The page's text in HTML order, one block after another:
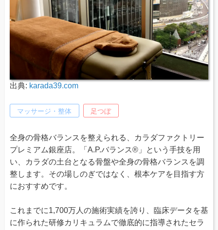
出典: karada39.com
マッサージ・整体 足つぼ
全身の骨格バランスを整えられる、カラダファクトリー
プレミアム銀座店。「A.P.バランス®」という手技を用
い、カラダの土台となる骨盤や全身の骨格バランスを調
整します。その場しのぎではなく、根本ケアを目指す方
におすすめです。
これまでに1,700万人の施術実績を誇り、臨床データを基
に作られた研修カリキュラムで徹底的に指導されたセラ